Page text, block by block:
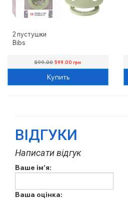
2 пустушки
Bibs
599.00 599.00 грн
Купить
ВІДГУКИ
Написати відгук
Ваше ім'я:
Ваша оцінка: